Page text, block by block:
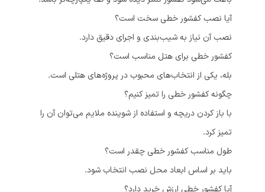
آیا نصب کفشور خطی سخت است؟
نصب آن نیاز به شیب‌بندی و اجرای دقیق دارد.
کفشور خطی برای هتل مناسب است؟
بله، یکی از انتخاب‌های محبوب در پروژه‌های هتلی است.
چگونه کفشور خطی را تمیز کنیم؟
با باز کردن دریچه و استفاده از شوینده ملایم می‌توان آن را
تمیز کرد.
طول مناسب کفشور خطی چقدر است؟
باید بر اساس ابعاد محل نصب انتخاب شود.
آیا کفشور خطی ارزش خرید دارد؟